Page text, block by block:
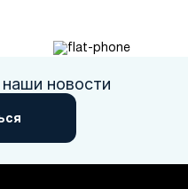
новости